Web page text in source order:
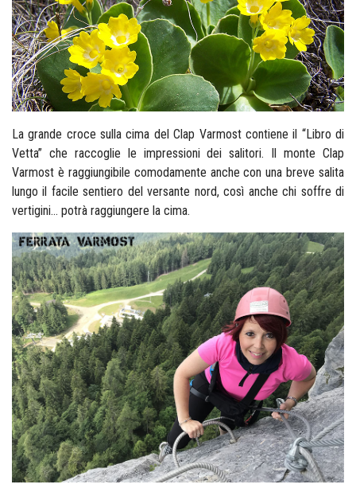
La grande croce sulla cima del Clap Varmost contiene il “Libro di
Vetta” che raccoglie le impressioni dei salitori.
Il monte Clap
Varmost è raggiungibile comodamente anche con una breve salita
lungo il facile sentiero del versante nord, così anche chi soffre di
vertigini... potrà raggiungere la cima.